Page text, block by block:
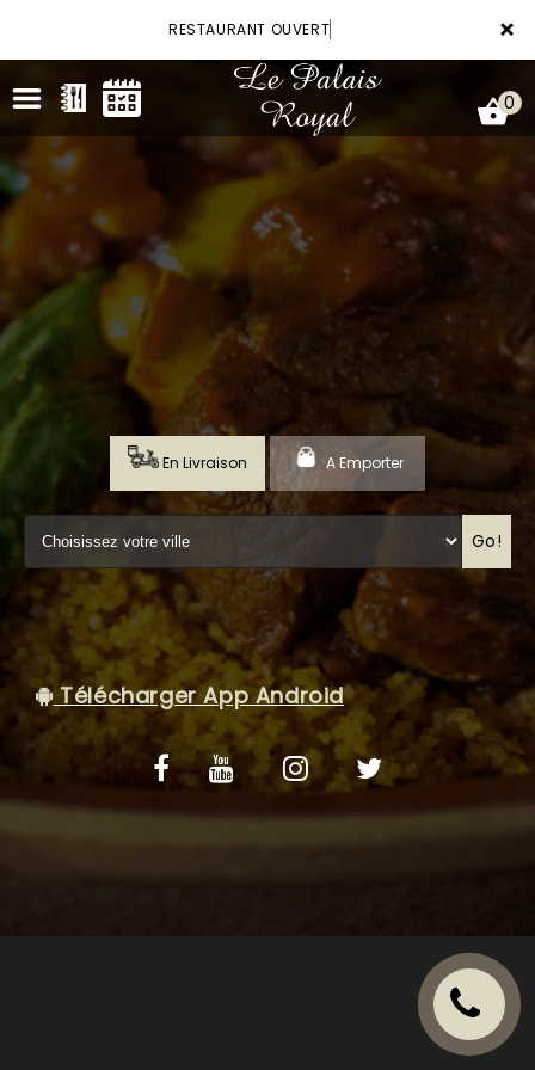
×
RESTAURANT OUVERT
ACCUEIL
LA CARTE
VOTRE COMPTE
RÉSERVATION
NOTRE RESTAURANT
VOS AVIS
MENTIONS LÉGALES
C.G.V
0
En Livraison A Emporter
Go!
Télécharger App Android